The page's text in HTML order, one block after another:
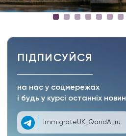
ПІДПИСУЙСЯ
на нас у соцмережах
і будь у курсі останніх новин
ImmigrateUK_QandA_ru